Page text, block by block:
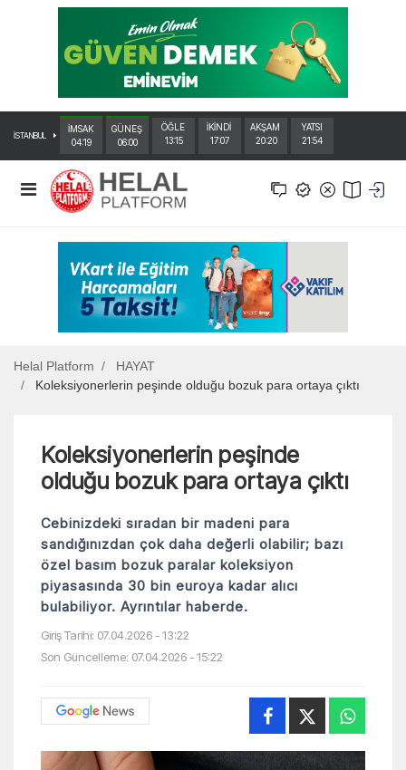
İSTANBUL
İMSAK
04:19
GÜNEŞ
06:00
ÖĞLE
13:15
İKİNDİ
17:07
AKŞAM
20:20
YATSI
21:54
Helal Platform
HAYAT
Koleksiyonerlerin peşinde olduğu bozuk para ortaya çıktı
Koleksiyonerlerin peşinde
olduğu bozuk para ortaya çıktı
Cebinizdeki sıradan bir madeni para
sandığınızdan çok daha değerli olabilir; bazı
özel basım bozuk paralar koleksiyon
piyasasında 30 bin euroya kadar alıcı
bulabiliyor. Ayrıntılar haberde.
Giriş Tarihi: 07.04.2026 - 13:22
Son Güncelleme: 07.04.2026 - 15:22